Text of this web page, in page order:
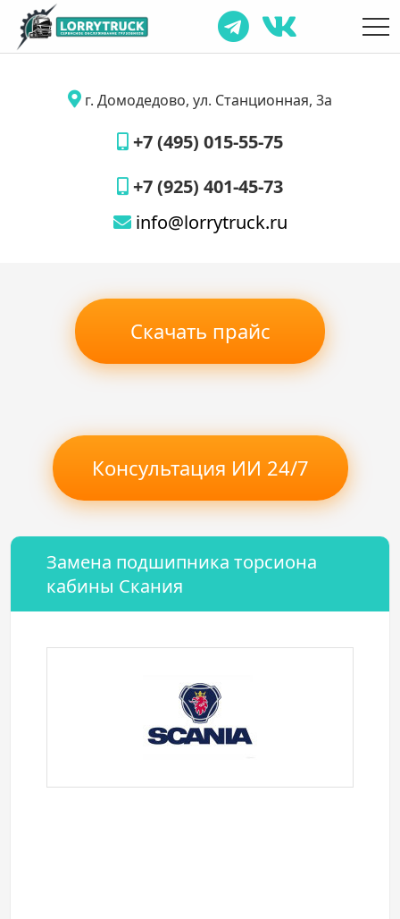
г. Домодедово, ул. Станционная, 3а
+7 (495) 015-55-75
+7 (925) 401-45-73
info@lorrytruck.ru
Скачать прайс
Консультация ИИ 24/7
Замена подшипника торсиона
кабины Скания